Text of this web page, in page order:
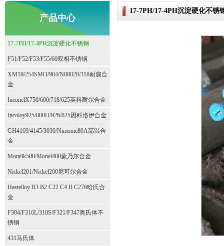
产品中心
17-7PH/17-4PH沉淀硬化不锈钢
F51/F52/F53/F55/60双相不锈钢
XM19/254SMO/904/N08020/318耐腐合
金
InconelX750/600/718/625英科耐尔合金
Incoloy925/800H/926/825因科洛伊合金
GH4169/4145/3030/Nimonic80A高温合
金
Monelk500/Monel400蒙乃尔合金
Nickel201/Nickel200尼可尔合金
Hastelloy B3 B2 C22 C4 B C276哈氏合
金
F304/F316L/310S/F321/F347奥氏体不
锈钢
431马氏体
17-7PH/17-4PH沉淀硬化不锈